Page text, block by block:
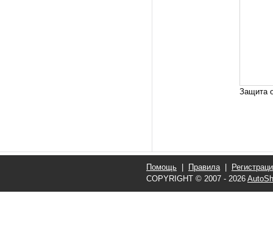
Защита
Помощь Правила|
COPYRIGHT © 2007 - 2026